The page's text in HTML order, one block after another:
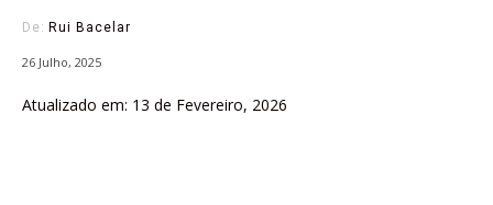
De: Rui Bacelar
26 Julho, 2025
Atualizado em: 13 de Fevereiro, 2026